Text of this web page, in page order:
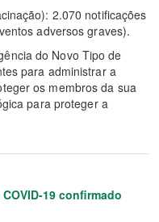
2.070 notificações
adversos graves).
do Novo Tipo de
para administrar a
os membros da sua
para proteger a
19 confirmado